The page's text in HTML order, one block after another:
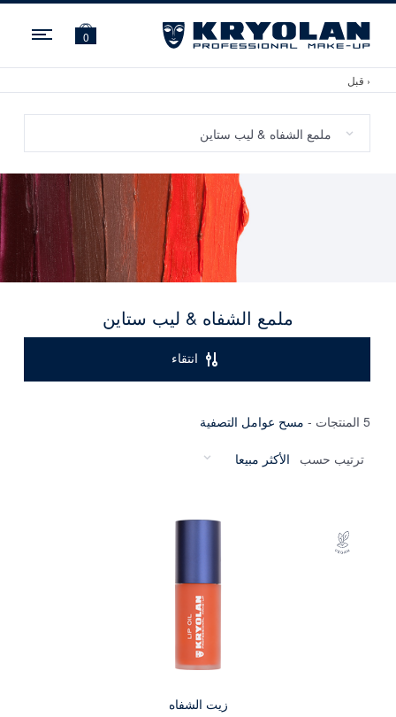
0
‹ قبل
ملمع الشفاه & ليب ستاين
انتقاء
5 المنتجات - مسح عوامل التصفية
ترتيب حسب
زيت الشفاه